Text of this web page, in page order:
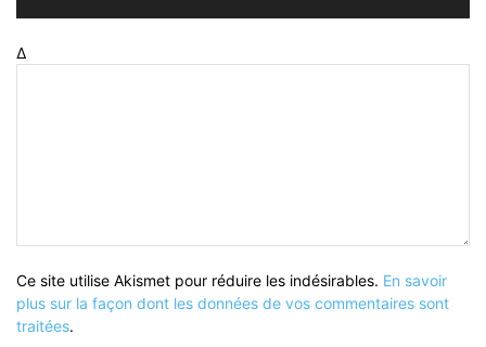
Δ
Ce site utilise Akismet pour réduire les indésirables. En savoir
plus sur la façon dont les données de vos commentaires sont
traitées.